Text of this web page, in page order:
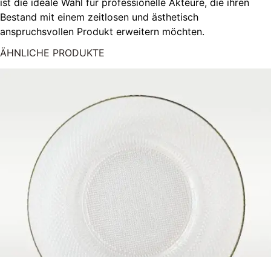
Bestand mit einem zeitlosen und ästhetisch
anspruchsvollen Produkt erweitern möchten.
ÄHNLICHE PRODUKTE